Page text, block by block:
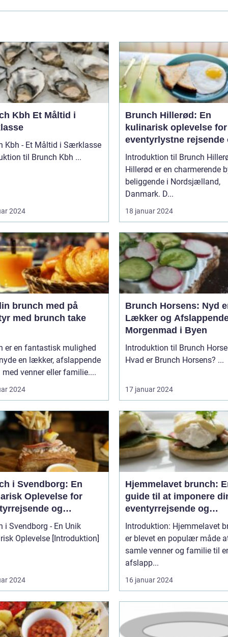
Et Måltid i
Kbh - Et Måltid i Særklasse
Introduktion til Brunch Kbh ...
2024
Brunch Hillerød: En
kulinarisk oplevelse for
eventyrlystne rejsende
backpackere
Introduktion til Brunch
Hillerød er en charmerende
beliggende i Nordsjælland,
Danmark. D...
18 januar 2024
brunch med på
med brunch take
er en fantastisk mulighed
en lækker, afslappende
venner eller familie....
2024
Brunch Horsens: Nyd
Lækker og
Morgenmad i Byen
Introduktion til Brunch
Hvad er Brunch Horsens? ...
17 januar 2024
i Svendborg: En
Oplevelse for
og
i Svendborg - En Unik
[Introduktion]
2024
Hjemmelavet brunch:
guide til at imponere
eventyrrejsende og
backpacker-venner
lækker og historisk
inspireret måltid
Introduktion: Hjemmelavet
er blevet en populær måde
samle venner og familie til
afslapp...
16 januar 2024